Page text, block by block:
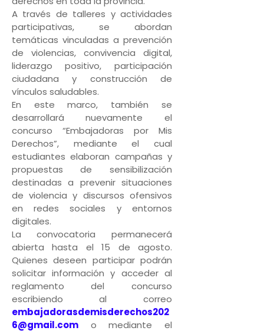
A través de talleres y actividades
participativas, se abordan
temáticas vinculadas a prevención
de violencias, convivencia digital,
liderazgo positivo, participación
ciudadana y construcción de
vínculos saludables.
En este marco, también se
desarrollará nuevamente el
concurso “Embajadoras por Mis
Derechos”, mediante el cual
estudiantes elaboran campañas y
propuestas de sensibilización
destinadas a prevenir situaciones
de violencia y discursos ofensivos
en redes sociales y entornos
digitales.
La convocatoria permanecerá
abierta hasta el 15 de agosto.
Quienes deseen participar podrán
solicitar información y acceder al
reglamento del concurso
escribiendo al correo
embajadorasdemisderechos202
6@gmail.com o mediante el